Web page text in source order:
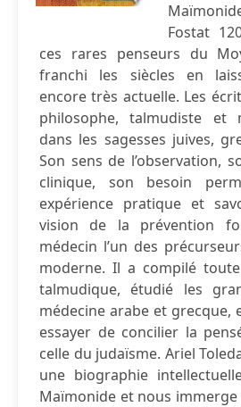
Fostat
ces rares penseurs du
franchi les siècles en
encore très actuelle. Les
philosophe, talmudiste et
dans les sagesses juives,
Son sens de l’observation,
clinique, son besoin
expérience pratique et
vision de la prévention
médecin l’un des
moderne. Il a compilé
talmudique, étudié les
médecine arabe et grecque,
essayer de concilier la
celle du judaïsme. Ariel
une biographie
Maïmonide et nous immerge